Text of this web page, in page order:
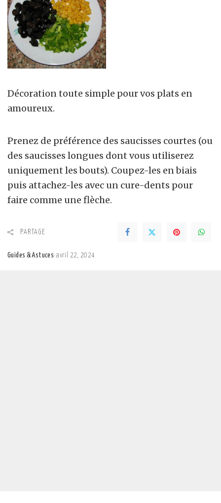
Décoration toute simple pour vos plats en
amoureux.
Prenez de préférence des saucisses courtes (ou
des saucisses longues dont vous utiliserez
uniquement les bouts). Coupez-les en biais
puis attachez-les avec un cure-dents pour
faire comme une flèche.
PARTAGE
Guides & Astuces avril 22, 2024